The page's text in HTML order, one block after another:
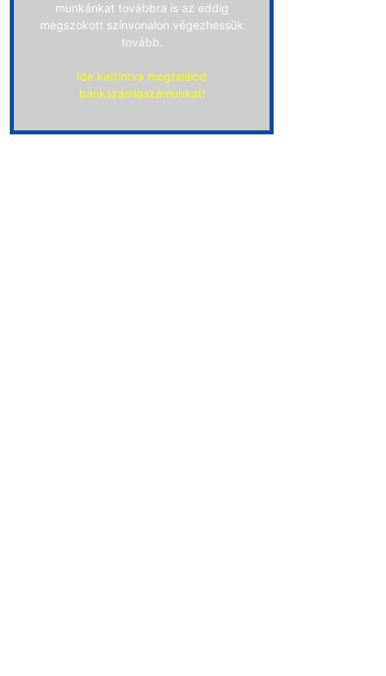
munkánkat továbbra is az eddig
megszokott színvonalon végezhessük
tovább.
Ide kattintva megtalálod
bankszámlaszámunkat!